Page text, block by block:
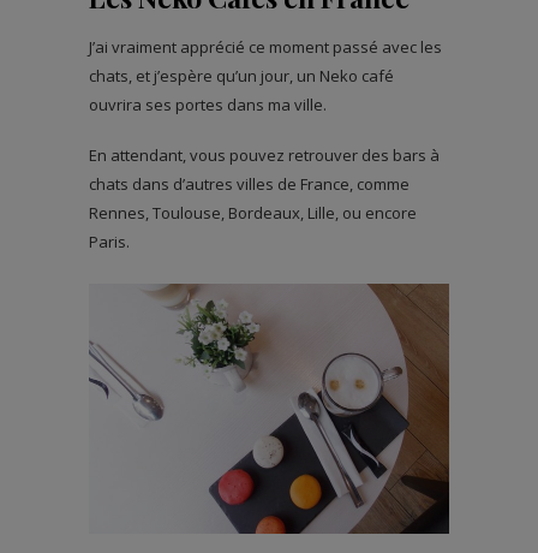
J’ai vraiment apprécié ce moment passé avec les
chats, et j’espère qu’un jour, un Neko café
ouvrira ses portes dans ma ville.
En attendant, vous pouvez retrouver des bars à
chats dans d’autres villes de France, comme
Rennes, Toulouse, Bordeaux, Lille, ou encore
Paris.